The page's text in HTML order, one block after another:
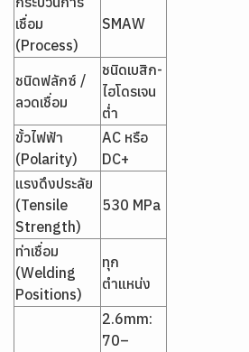
เชื่อม
(Process)
SMAW
ชนิดฟลักซ์ /
ลวดเชื่อม
ชนิดเบสิก-
ไฮโดรเจน
ต่ำ
ขั้วไฟฟ้า
(Polarity)
AC หรือ
DC+
แรงดึงประลัย
(Tensile
Strength)
530 MPa
ท่าเชื่อม
(Welding
Positions)
ทุก
ตำแหน่ง
2.6mm:
70–